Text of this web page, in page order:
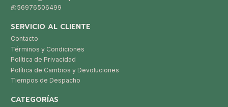
56976506499
SERVICIO AL CLIENTE
Contacto
Términos y Condiciones
Política de Privacidad
Política de Cambios y Devoluciones
Tiempos de Despacho
CATEGORÍAS